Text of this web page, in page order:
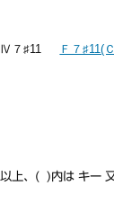
Ⅳ７♯11 Ｆ７♯11(
以上、( )内は キー